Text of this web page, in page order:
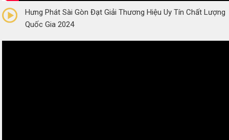
Hưng Phát Sài Gòn Đạt Giải Thương Hiệu Uy Tín Chất Lượng
Quốc Gia 2024